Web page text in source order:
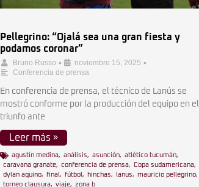
Pellegrino: “Ojalá sea una gran fiesta y
podamos coronar”
Bruno Russo • noviembre 15, 2025 •
Conferencia de prensa
En conferencia de prensa, el técnico de Lanús se
mostró conforme por la producción del equipo en el
triunfo ante
Leer más »
agustín medina, análisis, asunción, atlético tucumán,
caravana granate, conferencia de prensa, Copa sudamericana,
dylan aquino, final , fútbol , hinchas, lanus, mauricio pellegrino,
torneo clausura, viaje, zona b